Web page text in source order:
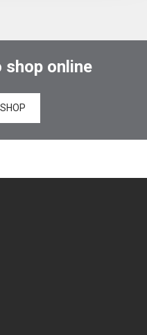
online